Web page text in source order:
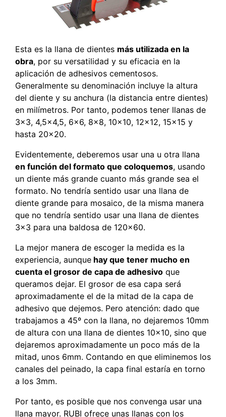
Esta es la llana de dientes más utilizada en la
obra, por su versatilidad y su eficacia en la
aplicación de adhesivos cementosos.
Generalmente su denominación incluye la altura
del diente y su anchura (la distancia entre dientes)
en milímetros. Por tanto, podemos tener llanas de
3×3, 4,5×4,5, 6×6, 8×8, 10×10, 12×12, 15×15 y
hasta 20×20.
Evidentemente, deberemos usar una u otra llana
en función del formato que coloquemos, usando
un diente más grande cuanto más grande sea el
formato. No tendría sentido usar una llana de
diente grande para mosaico, de la misma manera
que no tendría sentido usar una llana de dientes
3×3 para una baldosa de 120×60.
La mejor manera de escoger la medida es la
experiencia, aunque hay que tener mucho en
cuenta el grosor de capa de adhesivo que
queramos dejar. El grosor de esa capa será
aproximadamente el de la mitad de la capa de
adhesivo que dejemos. Pero atención: dado que
trabajamos a 45º con la llana, no dejaremos 10mm
de altura con una llana de dientes 10×10, sino que
dejaremos aproximadamente un poco más de la
mitad, unos 6mm. Contando en que eliminemos los
canales del peinado, la capa final estaría en torno
a los 3mm.
Por tanto, es posible que nos convenga usar una
llana mayor. RUBI ofrece unas llanas con los